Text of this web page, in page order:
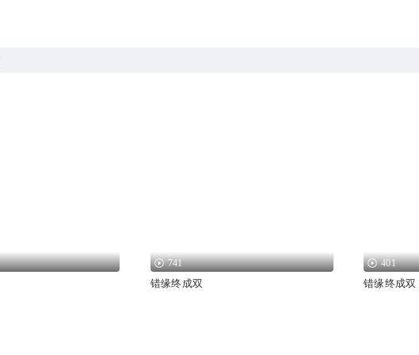
741
错缘终成双
401
错缘终成双